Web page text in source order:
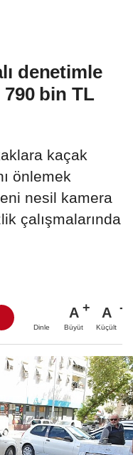
denetimle
790 bin TL
kaçak
önlemek
nesil kamera
çalışmalarında
Dinle
A
Büyüt
A
Küçült